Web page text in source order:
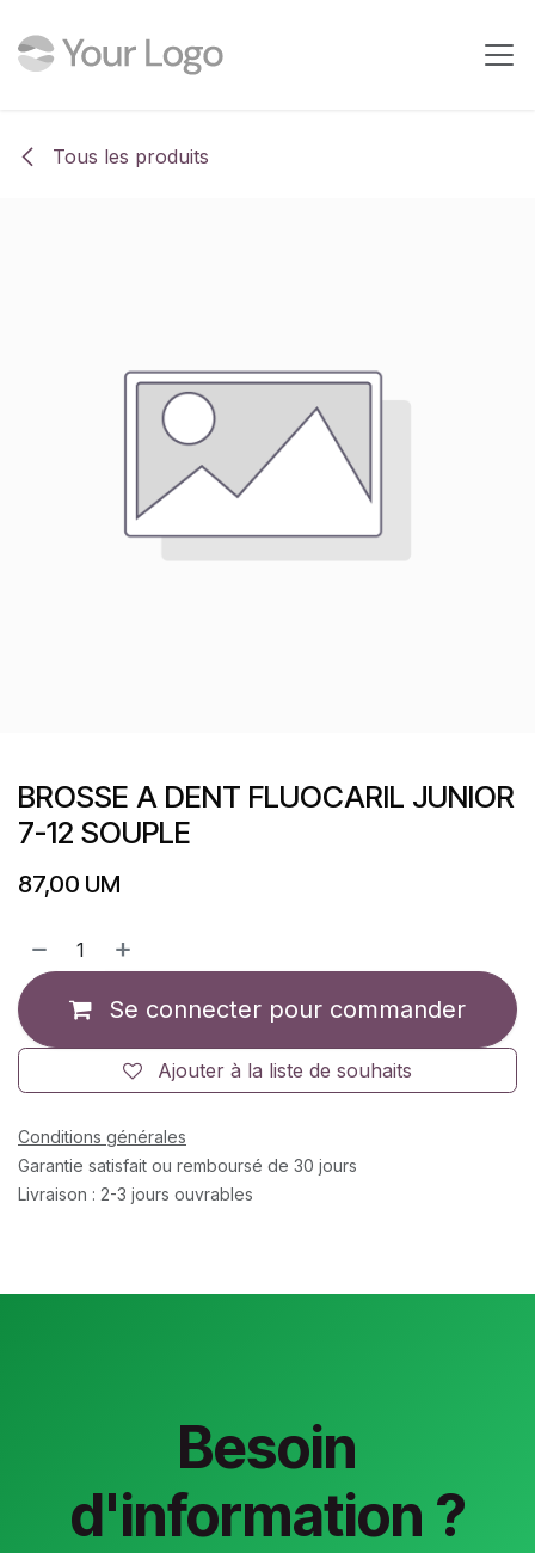
Tous les produits
BROSSE A DENT FLUOCARIL JUNIOR
7-12 SOUPLE
87,00 UM
Se connecter pour commander
Ajouter à la liste de souhaits
Conditions générales
Garantie satisfait ou remboursé de 30 jours
Livraison : 2-3 jours ouvrables
Besoin
d'information ?